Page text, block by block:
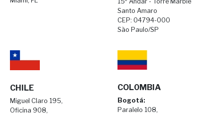
Santo Amaro
CEP: 04794-000
São Paulo/SP
CHILE
Miguel Claro 195,
Oficina 908,
COL0MBIA
Bogotá:
Paralelo 108,